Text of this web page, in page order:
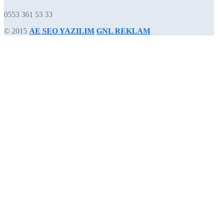
0553 361 53 33
© 2015 AE SEO YAZILIM GNL REKLAM